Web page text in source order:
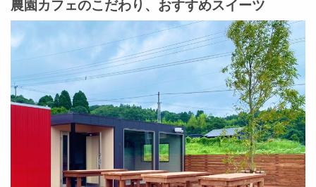
農園カフェのこだわり、おすすめスイーツ